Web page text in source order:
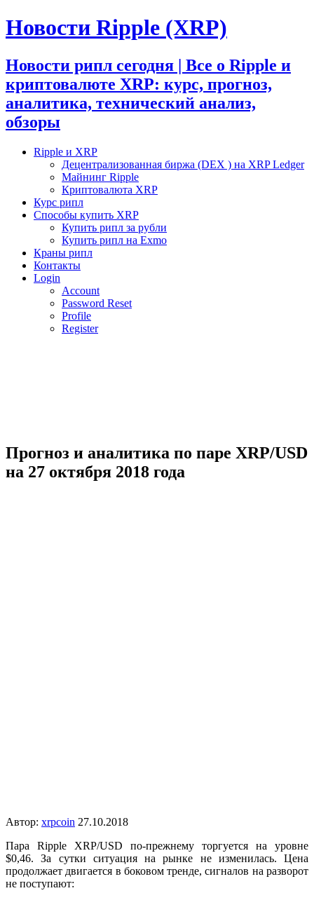
Новости Ripple (XRP)
Новости рипл сегодня | Все о Ripple и
криптовалюте XRP: курс, прогноз,
аналитика, технический анализ,
обзоры
Ripple и XRP
Децентрализованная биржа (DEX ) на XRP Ledger
Майнинг Ripple
Криптовалюта XRP
Курс рипл
Способы купить XRP
Купить рипл за рубли
Купить рипл на Exmo
Краны рипл
Контакты
Login
Account
Password Reset
Profile
Register
Прогноз и аналитика по паре XRP/USD
на 27 октября 2018 года
Автор: xrpcoin 27.10.2018
Пара Ripple XRP/USD по-прежнему торгуется на уровне
$0,46. За сутки ситуация на рынке не изменилась. Цена
продолжает двигается в боковом тренде, сигналов на разворот
не поступают: